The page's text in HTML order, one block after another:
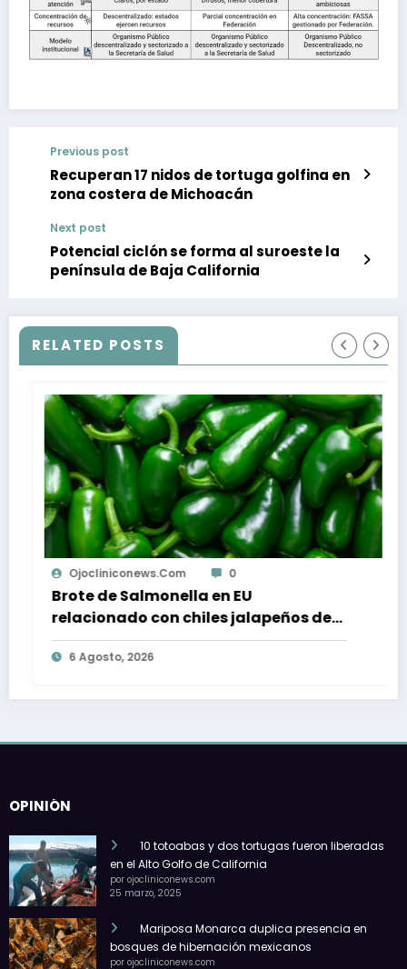
Previous post
Recuperan 17 nidos de tortuga golfina en
zona costera de Michoacán
Next post
Potencial ciclón se forma al suroeste la
península de Baja California
RELATED POSTS
0
de Salmonella en EU
con chiles jalapeños de
2026
OPINIÓN
10 totoabas y dos tortugas fueron liberadas
en el Alto Golfo de California
por ojocliniconews.com
25 marzo, 2025
Mariposa Monarca duplica presencia en
bosques de hibernación mexicanos
por ojocliniconews.com